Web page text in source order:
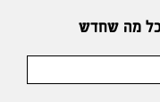
כל מה שחדש